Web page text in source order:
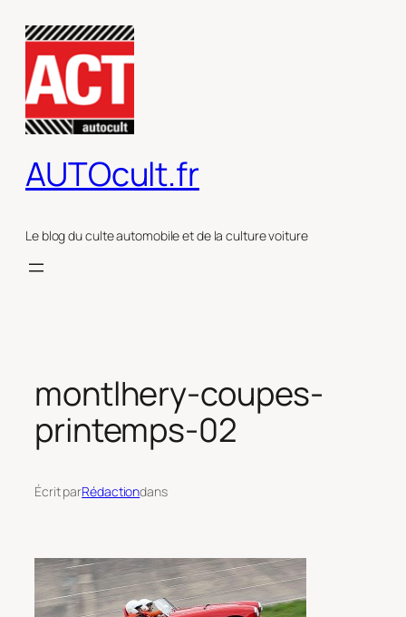
contenu
AUTOcult.fr
Le blog du culte automobile et de la culture voiture
montlhery-coupes-
printemps-02
Écrit parRédactiondans